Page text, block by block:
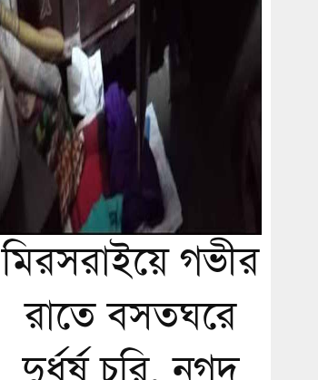
মিরসরাইয়ে গভীর
রাতে বসতঘরে